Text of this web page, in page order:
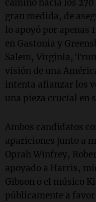
camino hacia los
gran medida, de
lo apoyó por apenas
en Gastonia y
Salem, Virginia,
visión de una
intenta afianzar los
una pieza crucial en
Ambos candidatos
apariciones junto a
Oprah Winfrey,
apoyado a Harris,
Gibson o el músico
públicamente a